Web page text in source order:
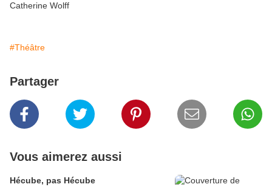
Catherine Wolff
#Théâtre
Partager
Vous aimerez aussi
Hécube, pas Hécube